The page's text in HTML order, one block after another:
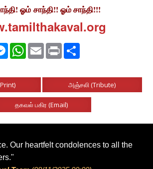
ஓம் சாந்தி!! ஓம் சாந்தி!!!
MessengerWhatsApp
Email Print
அஞ்சலி (Tribute)
தகவல் பகிர (Email)
Our heartfelt condolences to all the